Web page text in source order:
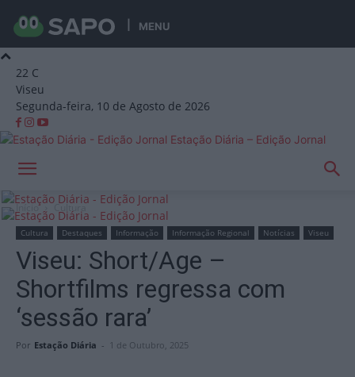
MENU
22 C
Viseu
Segunda-feira, 10 de Agosto de 2026
Estação Diária – Edição Jornal
Início Cultura
Cultura Destaques Informação Informação Regional Notícias Viseu
Viseu: Short/Age –
Shortfilms regressa com
‘sessão rara’
Por Estação Diária - 1 de Outubro, 2025